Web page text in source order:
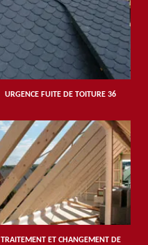
URGENCE FUITE DE TOITURE 36
TRAITEMENT ET CHANGEMENT DE